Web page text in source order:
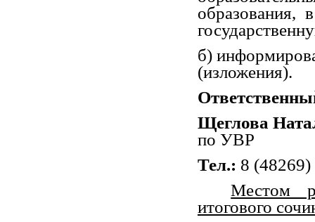
образования,
б)
(изложения).
Щеглова
по УВР
Тел.: 8
Местом
итогового